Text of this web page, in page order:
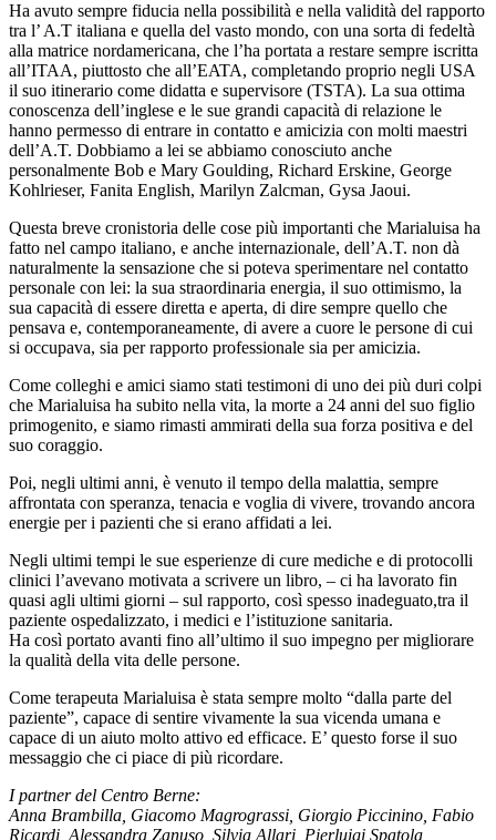
Ha avuto sempre fiducia nella possibilità e nella validità del rapporto
tra l’ A.T italiana e quella del vasto mondo, con una sorta di fedeltà
alla matrice nordamericana, che l’ha portata a restare sempre iscritta
all’ITAA, piuttosto che all’EATA, completando proprio negli USA
il suo itinerario come didatta e supervisore (TSTA). La sua ottima
conoscenza dell’inglese e le sue grandi capacità di relazione le
hanno permesso di entrare in contatto e amicizia con molti maestri
dell’A.T. Dobbiamo a lei se abbiamo conosciuto anche
personalmente Bob e Mary Goulding, Richard Erskine, George
Kohlrieser, Fanita English, Marilyn Zalcman, Gysa Jaoui.
Questa breve cronistoria delle cose più importanti che Marialuisa ha
fatto nel campo italiano, e anche internazionale, dell’A.T. non dà
naturalmente la sensazione che si poteva sperimentare nel contatto
personale con lei: la sua straordinaria energia, il suo ottimismo, la
sua capacità di essere diretta e aperta, di dire sempre quello che
pensava e, contemporaneamente, di avere a cuore le persone di cui
si occupava, sia per rapporto professionale sia per amicizia.
Come colleghi e amici siamo stati testimoni di uno dei più duri colpi
che Marialuisa ha subito nella vita, la morte a 24 anni del suo figlio
primogenito, e siamo rimasti ammirati della sua forza positiva e del
suo coraggio.
Poi, negli ultimi anni, è venuto il tempo della malattia, sempre
affrontata con speranza, tenacia e voglia di vivere, trovando ancora
energie per i pazienti che si erano affidati a lei.
Negli ultimi tempi le sue esperienze di cure mediche e di protocolli
clinici l’avevano motivata a scrivere un libro, – ci ha lavorato fin
quasi agli ultimi giorni – sul rapporto, così spesso inadeguato,tra il
paziente ospedalizzato, i medici e l’istituzione sanitaria.
Ha così portato avanti fino all’ultimo il suo impegno per migliorare
la qualità della vita delle persone.
Come terapeuta Marialuisa è stata sempre molto “dalla parte del
paziente”, capace di sentire vivamente la sua vicenda umana e
capace di un aiuto molto attivo ed efficace. E’ questo forse il suo
messaggio che ci piace di più ricordare.
I partner del Centro Berne:
Anna Brambilla, Giacomo Magrograssi, Giorgio Piccinino, Fabio
Ricardi, Alessandra Zanuso, Silvia Allari, Pierluigi Spatola